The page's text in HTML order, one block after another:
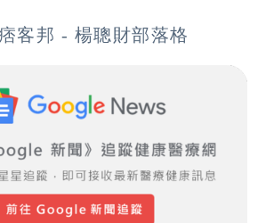
客邦 - 楊聰財部落格